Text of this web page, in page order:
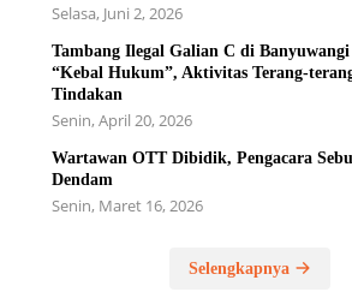
Selasa, Juni 2, 2026
Tambang Ilegal Galian C di
“Kebal Hukum”, Aktivitas Terang-
Tindakan
Senin, April 20, 2026
Wartawan OTT Dibidik, Pengacara
Dendam
Senin, Maret 16, 2026
Selengkapnya